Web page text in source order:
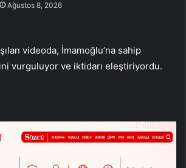
Ağustos 8, 2026
videoda, İmamoğlu’na sahip
vurguluyor ve iktidarı eleştiriyordu.